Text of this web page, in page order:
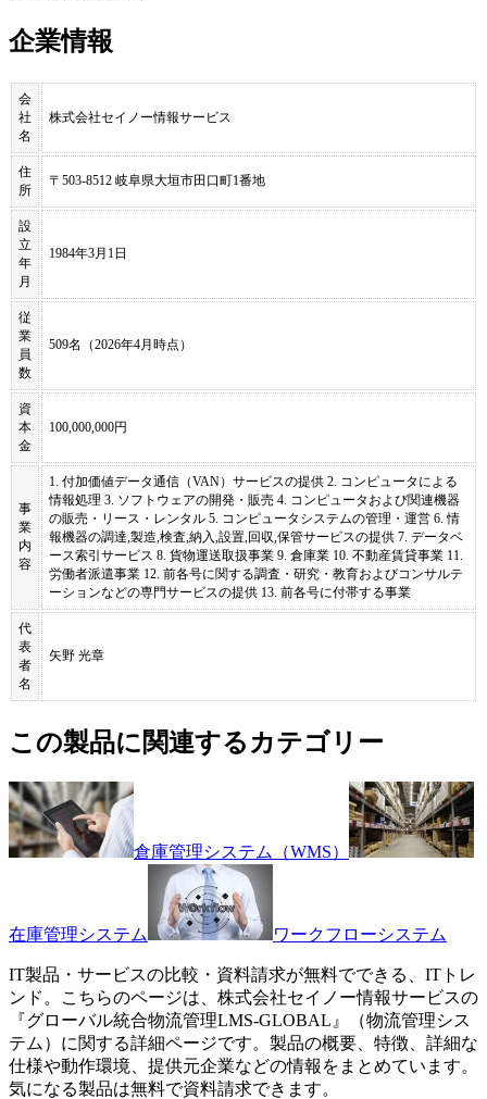
企業情報
会
社
名
株式会社セイノー情報サービス
住
所
〒503-8512 岐阜県大垣市田口町1番地
設
立
年
月
1984年3月1日
従
業
員
数
509名（2026年4月時点）
資
本
金
100,000,000円
事
業
内
容
1. 付加価値データ通信（VAN）サービスの提供 2. コンピュータによる
情報処理 3. ソフトウェアの開発・販売 4. コンピュータおよび関連機器
の販売・リース・レンタル 5. コンピュータシステムの管理・運営 6. 情
報機器の調達,製造,検査,納入,設置,回収,保管サービスの提供 7. データベ
ース索引サービス 8. 貨物運送取扱事業 9. 倉庫業 10. 不動産賃貸事業 11.
労働者派遣事業 12. 前各号に関する調査・研究・教育およびコンサルテ
ーションなどの専門サービスの提供 13. 前各号に付帯する事業
代
表
者
名
矢野 光章
この製品に関連するカテゴリー
倉庫管理システム（WMS）
在庫管理システム ワークフローシステム
IT製品・サービスの比較・資料請求が無料でできる、ITトレ
ンド。こちらのページは、 株式会社セイノー情報サービスの
『グローバル統合物流管理LMS-GLOBAL 』（物流管理シス
テム ）に関する詳細ページです。製品の概要、特徴、詳細な
仕様や動作環境、提供元企業などの情報をまとめています。
気になる製品は無料で資料請求できます。